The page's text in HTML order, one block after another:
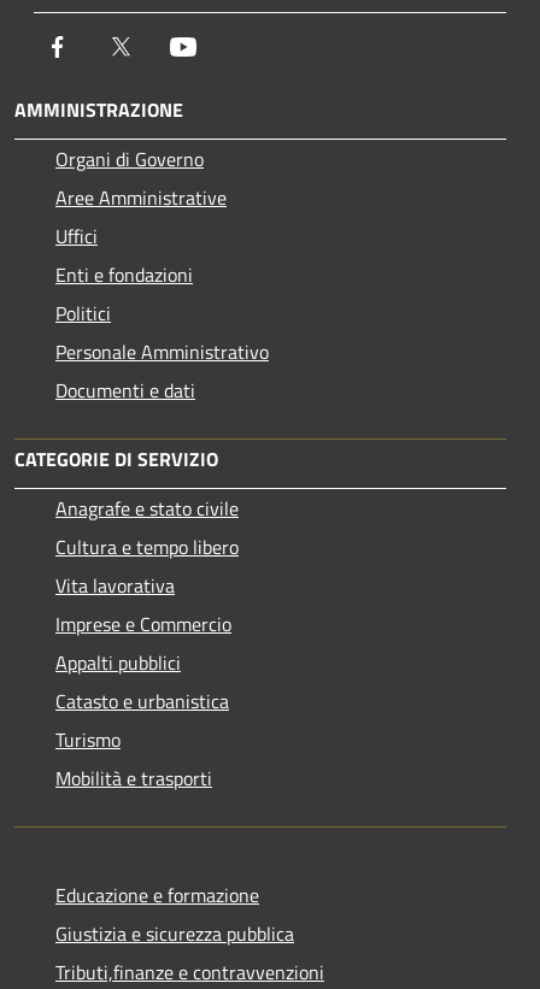
Facebook Twitter
AMMINISTRAZIONE
Organi di Governo
Aree Amministrative
Uffici
Enti e fondazioni
Politici
Personale Amministrativo
Documenti e dati
CATEGORIE DI SERVIZIO
Anagrafe e stato civile
Cultura e tempo libero
Vita lavorativa
Imprese e Commercio
Appalti pubblici
Catasto e urbanistica
Turismo
Mobilità e trasporti
Educazione e formazione
Giustizia e sicurezza pubblica
Tributi,finanze e contravvenzioni